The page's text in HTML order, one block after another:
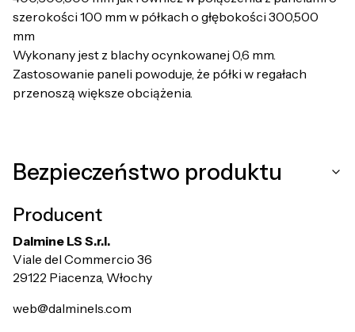
szerokości 100 mm w półkach o głębokości 300,500
mm
Wykonany jest z blachy ocynkowanej 0,6 mm.
Zastosowanie paneli powoduje, że półki w regałach
przenoszą większe obciążenia.
Bezpieczeństwo produktu
Producent
Dalmine LS S.r.l.
Viale del Commercio 36
29122 Piacenza, Włochy
web@dalminels.com